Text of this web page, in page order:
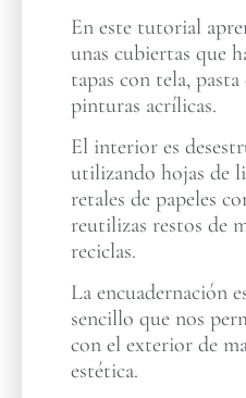
En este tutorial
unas cubiertas que
tapas con tela,
pinturas acrílicas.
El interior es
utilizando hojas de
retales de papeles
reutilizas restos de
reciclas.
La encuadernación
sencillo que nos
con el exterior de
estética.